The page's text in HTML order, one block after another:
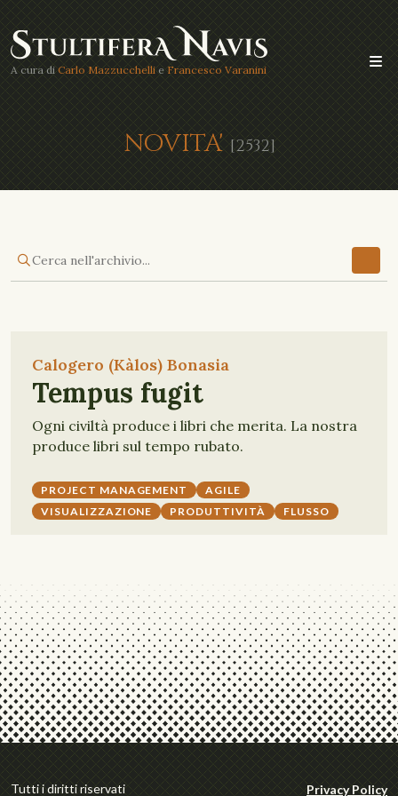
A cura di Carlo Mazzucchelli e Francesco Varanini
NOVITA' [2532]
Calogero (Kàlos) Bonasia
Tempus fugit
Ogni civiltà produce i libri che merita. La nostra
produce libri sul tempo rubato.
PROJECT MANAGEMENT
AGILE
VISUALIZZAZIONE
PRODUTTIVITÀ FLUSSO
Tutti i diritti riservati Privacy Policy